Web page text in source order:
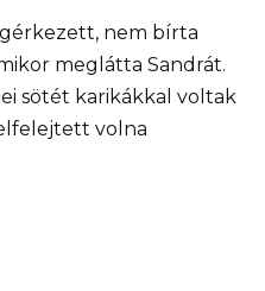
nem bírta
meglátta Sandrát.
sötét karikákkal voltak
volna